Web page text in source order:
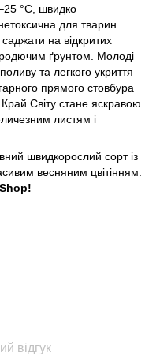
°C, швидко
для тварин
саджати на відкритих
ґрунтом. Молоді
та легкого укриття
прямого стовбура
Світу стане яскравою
листям і
швидкорослий сорт із
весняним цвітінням.
відгук